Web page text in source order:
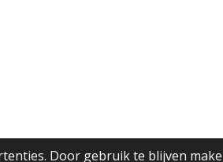
Door gebruik te blijven